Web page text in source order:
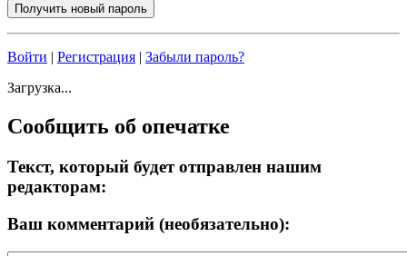
Войти | Регистрация | Забыли пароль?
Загрузка...
Сообщить об опечатке
Текст, который будет отправлен нашим
редакторам:
Ваш комментарий (необязательно):